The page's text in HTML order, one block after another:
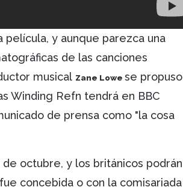
y aunque parezca una
de las canciones
musical Zane Lowe se propuso
Winding Refn tendrá en BBC
de prensa como "la cosa
octubre, y los británicos podrán
concebida o con la comisariada